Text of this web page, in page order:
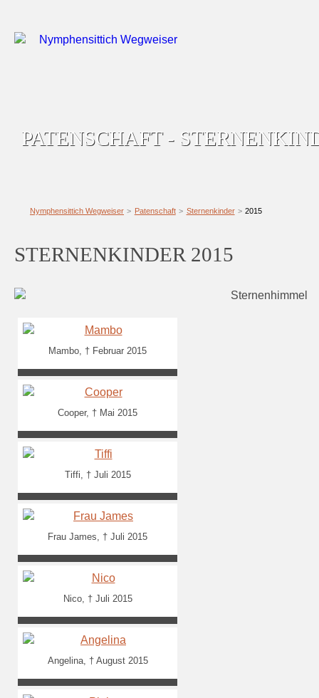
Nymphensittich Wegweiser Patenschaft Sternenkinder 2015
PATENSCHAFT -
STERNENKINDER 2015
Mambo, † Februar 2015
Cooper, † Mai 2015
Tiffi, † Juli 2015
Frau James, † Juli 2015
Nico, † Juli 2015
Angelina, † August 2015